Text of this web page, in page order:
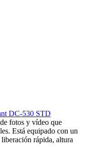
DC-530 STD
fotos y vídeo que
Está equipado con un
rápida, altura